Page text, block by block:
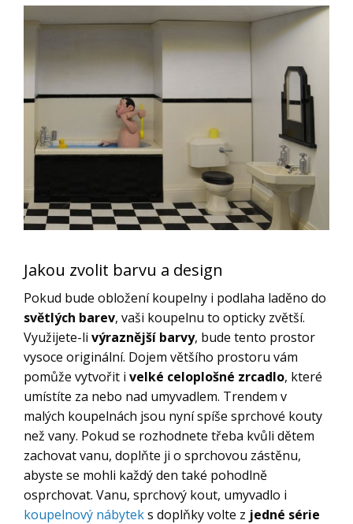
Jakou zvolit barvu a design
Pokud bude obložení koupelny i podlaha laděno do
světlých barev, vaši koupelnu to opticky zvětší.
Využijete-li výraznější barvy, bude tento prostor
vysoce originální. Dojem většího prostoru vám
pomůže vytvořit i velké celoplošné zrcadlo, které
umístíte za nebo nad umyvadlem. Trendem v
malých koupelnách jsou nyní spíše sprchové kouty
než vany. Pokud se rozhodnete třeba kvůli dětem
zachovat vanu, doplňte ji o sprchovou zástěnu,
abyste se mohli každý den také pohodlně
osprchovat. Vanu, sprchový kout, umyvadlo i
koupelnový nábyteks doplňky volte z jedné série